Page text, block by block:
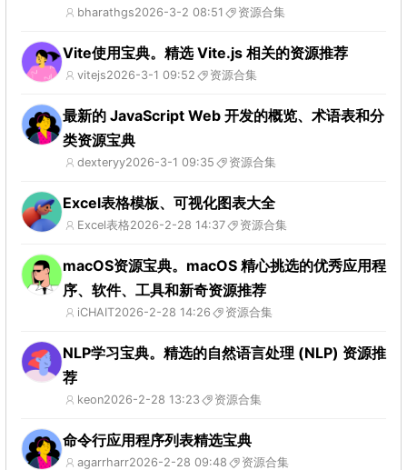
bharathgs2026-3-2 08:51 资源合集
Vite使用宝典。精选 Vite.js 相关的资源推荐
vitejs2026-3-1 09:52 资源合集
最新的 JavaScript Web 开发的概览、术语表和分
类资源宝典
dexteryy2026-3-1 09:35 资源合集
Excel表格模板、可视化图表大全
Excel表格2026-2-28 14:37 资源合集
macOS资源宝典。macOS 精心挑选的优秀应用程
序、软件、工具和新奇资源推荐
iCHAIT2026-2-28 14:26 资源合集
NLP学习宝典。精选的自然语言处理 (NLP) 资源推
荐
keon2026-2-28 13:23 资源合集
命令行应用程序列表精选宝典
agarrharr2026-2-28 09:48 资源合集